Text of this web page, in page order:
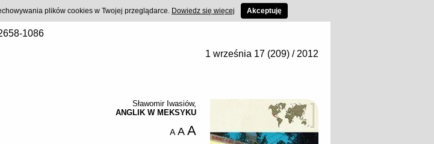
1086
1 września 17 (209) / 2012
Sławomir Iwasiów,
ANGLIK W MEKSYKU
A A A
plików cookies w Twojej przeglądarce. Dowiedz się więcej Akceptuję